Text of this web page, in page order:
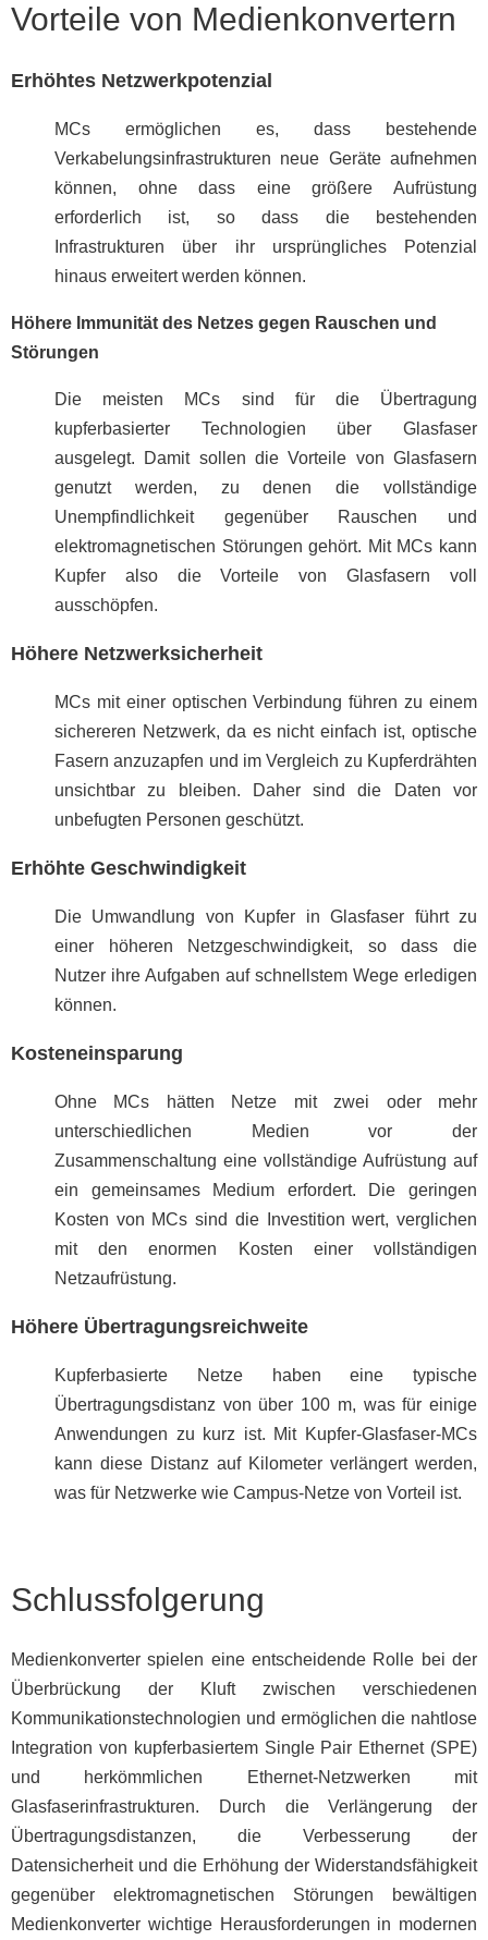
Vorteile von Medienkonvertern
Erhöhtes Netzwerkpotenzial
MCs ermöglichen es, dass bestehende
Verkabelungsinfrastrukturen neue Geräte aufnehmen
können, ohne dass eine größere Aufrüstung
erforderlich ist, so dass die bestehenden
Infrastrukturen über ihr ursprüngliches Potenzial
hinaus erweitert werden können.
Höhere Immunität des Netzes gegen Rauschen und
Störungen
Die meisten MCs sind für die Übertragung
kupferbasierter Technologien über Glasfaser
ausgelegt. Damit sollen die Vorteile von Glasfasern
genutzt werden, zu denen die vollständige
Unempfindlichkeit gegenüber Rauschen und
elektromagnetischen Störungen gehört. Mit MCs kann
Kupfer also die Vorteile von Glasfasern voll
ausschöpfen.
Höhere Netzwerksicherheit
MCs mit einer optischen Verbindung führen zu einem
sichereren Netzwerk, da es nicht einfach ist, optische
Fasern anzuzapfen und im Vergleich zu Kupferdrähten
unsichtbar zu bleiben. Daher sind die Daten vor
unbefugten Personen geschützt.
Erhöhte Geschwindigkeit
Die Umwandlung von Kupfer in Glasfaser führt zu
einer höheren Netzgeschwindigkeit, so dass die
Nutzer ihre Aufgaben auf schnellstem Wege erledigen
können.
Kosteneinsparung
Ohne MCs hätten Netze mit zwei oder mehr
unterschiedlichen Medien vor der
Zusammenschaltung eine vollständige Aufrüstung auf
ein gemeinsames Medium erfordert. Die geringen
Kosten von MCs sind die Investition wert, verglichen
mit den enormen Kosten einer vollständigen
Netzaufrüstung.
Höhere Übertragungsreichweite
Kupferbasierte Netze haben eine typische
Übertragungsdistanz von über 100 m, was für einige
Anwendungen zu kurz ist. Mit Kupfer-Glasfaser-MCs
kann diese Distanz auf Kilometer verlängert werden,
was für Netzwerke wie Campus-Netze von Vorteil ist.
Schlussfolgerung
Medienkonverter spielen eine entscheidende Rolle bei der
Überbrückung der Kluft zwischen verschiedenen
Kommunikationstechnologien und ermöglichen die nahtlose
Integration von kupferbasiertem Single Pair Ethernet (SPE)
und herkömmlichen Ethernet-Netzwerken mit
Glasfaserinfrastrukturen. Durch die Verlängerung der
Übertragungsdistanzen, die Verbesserung der
Datensicherheit und die Erhöhung der Widerstandsfähigkeit
gegenüber elektromagnetischen Störungen bewältigen
Medienkonverter wichtige Herausforderungen in modernen